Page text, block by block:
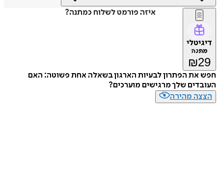
איזה פורמט לשלוח כמתנה?
דיגיטלי
מתנה
₪29
חפש את הפתרון לבעיות הארגון בשאלה אחת פשוטה: האם
העובדים שלך מרגישים מוערכים?
הצצה מהירה